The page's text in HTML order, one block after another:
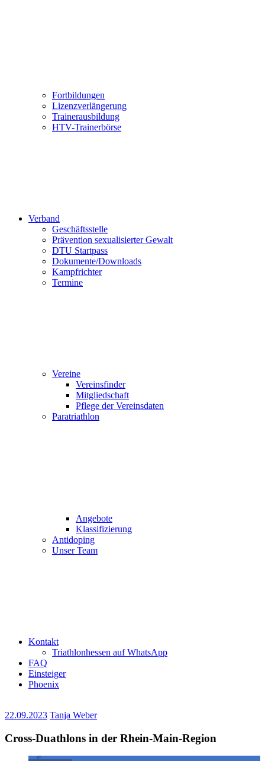
Fortbildungen
Lizenzverlängerung
Trainerausbildung
HTV-Trainerbörse
Verband
Geschäftsstelle
Prävention sexualisierter Gewalt
DTU Startpass
Dokumente/Downloads
Kampfrichter
Termine
Vereine
Vereinsfinder
Mitgliedschaft
Pflege der Vereinsdaten
Paratriathlon
Angebote
Klassifizierung
Antidoping
Unser Team
Kontakt
Triathlonhessen auf WhatsApp
FAQ
Einsteiger
Phoenix
22.09.2023 Tanja Weber
Cross-Duathlons in der Rhein-Main-Region